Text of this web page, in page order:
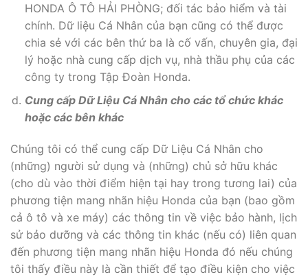
HONDA Ô TÔ HẢI PHÒNG; đối tác bảo hiểm và tài
chính. Dữ liệu Cá Nhân của bạn cũng có thể được
chia sẻ với các bên thứ ba là cố vấn, chuyên gia, đại
lý hoặc nhà cung cấp dịch vụ, nhà thầu phụ của các
công ty trong Tập Đoàn Honda.
Cung cấp Dữ Liệu Cá Nhân cho các tổ chức khác
hoặc các bên khác
Chúng tôi có thể cung cấp Dữ Liệu Cá Nhân cho
(những) người sử dụng và (những) chủ sở hữu khác
(cho dù vào thời điểm hiện tại hay trong tương lai) của
phương tiện mang nhãn hiệu Honda của bạn (bao gồm
cả ô tô và xe máy) các thông tin về việc bảo hành, lịch
sử bảo dưỡng và các thông tin khác (nếu có) liên quan
đến phương tiện mang nhãn hiệu Honda đó nếu chúng
tôi thấy điều này là cần thiết để tạo điều kiện cho việc